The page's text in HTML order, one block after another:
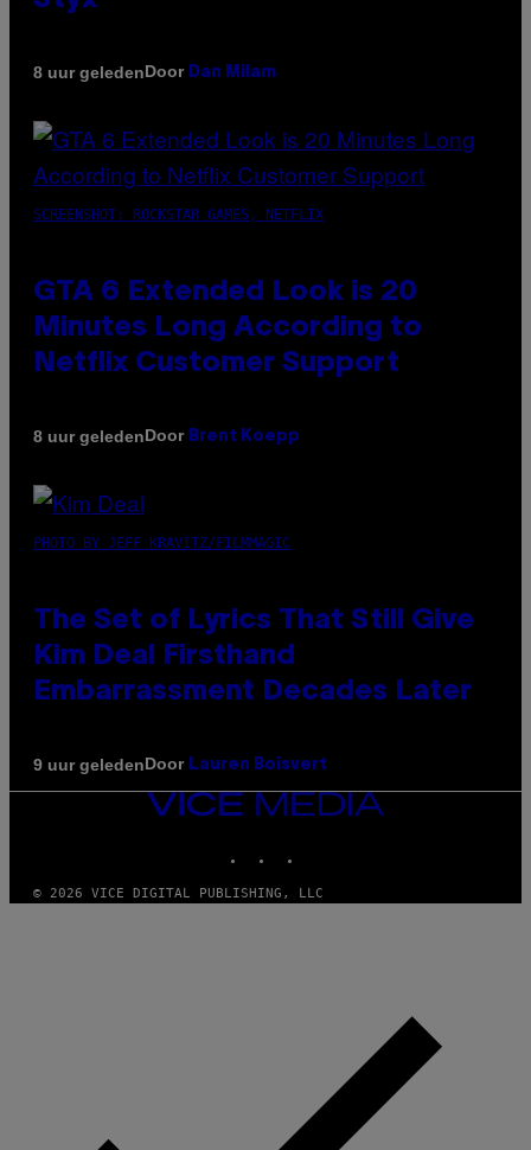
8 uur geledenDoor Dan Milam
SCREENSHOT: ROCKSTAR GAMES, NETFLIX
GTA 6 Extended Look is 20
Minutes Long According to
Netflix Customer Support
8 uur geledenDoor Brent Koepp
PHOTO BY JEFF KRAVITZ/FILMMAGIC
The Set of Lyrics That Still Give
Kim Deal Firsthand
Embarrassment Decades Later
9 uur geledenDoor Lauren Boisvert
VICE
© 2026 VICE DIGITAL PUBLISHING, LLC